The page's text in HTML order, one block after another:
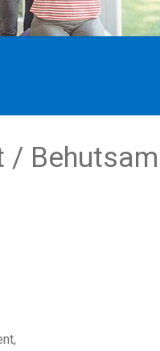
/